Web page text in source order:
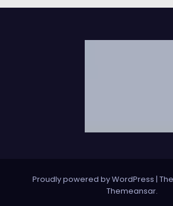
Proudly powered by WordPress |
Themeansar.